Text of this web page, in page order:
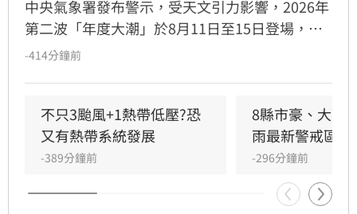
中央氣象署發布警示，受天文引力影響，2026年
第二波「年度大潮」於8月11日至15日登場，嘉
義至屏東、基隆、新北、宜蘭及台東等沿海地區
水。氣象署提醒，民眾前往海邊遊憩時務必查詢
潮汐，水位上升應立即撤離。港區作業船隻應調
整纜繩，低窪地區居民需提早備妥防潮設施。此
外，若遇颱風或低氣壓誘發暴潮，水位將進一步
飆升，請民眾隨時掌握潮汐資訊，切勿冒險靠近
-414分鐘前
不只3颱風+1熱帶低壓?恐
又有熱帶系統發展
-389分鐘前
8縣市豪、大雨
雨最新警戒區曝
-296分鐘前